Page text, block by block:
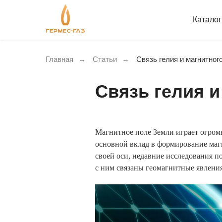
Главная → Статьи → Связь гелия и
Связь гелия
Магнитное поле Земли играет
основной вклад в формирование
своей оси, недавние исследования
с ним связаны геомагнитные